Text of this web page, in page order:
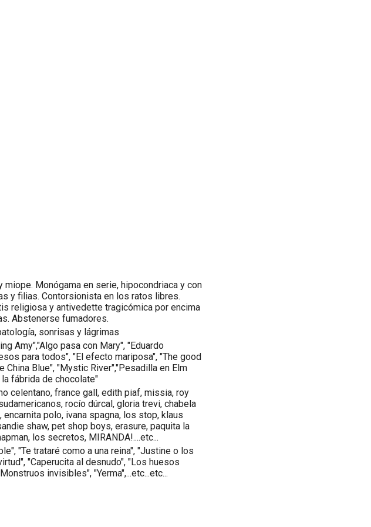
miope. Monógama en serie, hipocondriaca y con
y filias. Contorsionista en los ratos libres.
religiosa y antivedette tragicómica por encima
Abstenerse fumadores.
sonrisas y lágrimas
Amy","Algo pasa con Mary", "Eduardo
para todos", "El efecto mariposa", "The good
China Blue", "Mystic River","Pesadilla en Elm
fábrida de chocolate"
celentano, france gall, edith piaf, missia, roy
rocío dúrcal, gloria trevi, chabela
encarnita polo, ivana spagna, los stop, klaus
shaw, pet shop boys, erasure, paquita la
los secretos, MIRANDA!....etc...
"Te trataré como a una reina", "Justine o los
"Caperucita al desnudo", "Los huesos
invisibles", "Yerma",...etc...etc...